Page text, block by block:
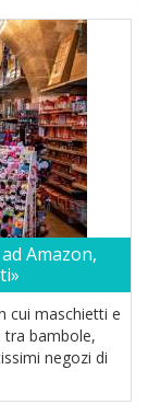
Amazon,
cui maschietti e
bambole,
negozi di